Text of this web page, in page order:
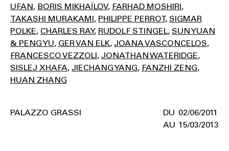
UFAN BORIS MIKHAÏLOV FARHAD MOSHIRI
TAKASHI MURAKAMI PHILIPPE PERROT SIGMAR
POLKE CHARLES RAY RUDOLF STINGEL SUN YUAN
& PENG YU GER VAN ELK JOANA VASCONCELOS
FRANCESCO VEZZOLI JONATHAN WATERIDGE
SISLEJ XHAFA JIECHANG YANG FANZHI ZENG
HUAN ZHANG
02/06/2011
15/03/2013
PALAZZO GRASSI